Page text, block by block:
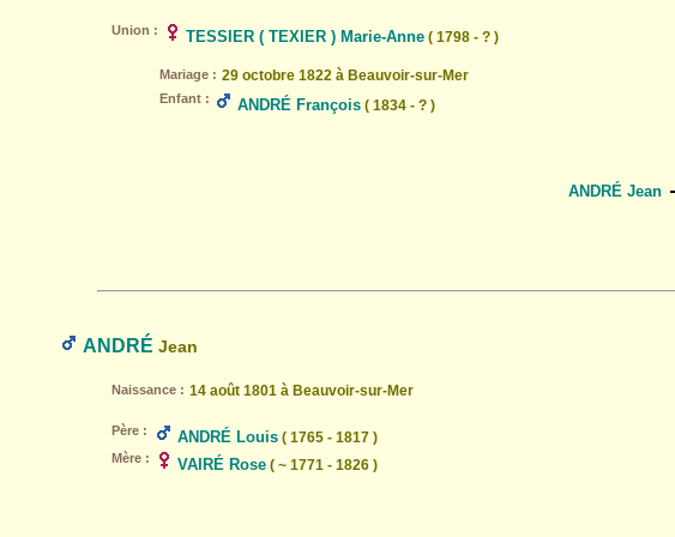
Union : TESSIER ( TEXIER ) Marie-Anne ( 1798 - ? )
Mariage : 29 octobre 1822 à Beauvoir-sur-Mer
Enfant : ANDRÉ François ( 1834 - ? )
ANDRÉ Jean
ANDRÉ Jean
Naissance : 14 août 1801 à Beauvoir-sur-Mer
Père : ANDRÉ Louis ( 1765 - 1817 )
Mère : VAIRÉ Rose ( ~ 1771 - 1826 )